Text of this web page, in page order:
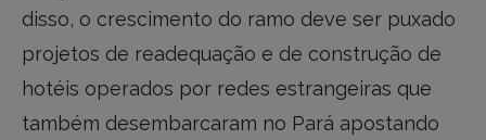
disso, o crescimento do ramo deve ser puxado
projetos de readequação e de construção de
hotéis operados por redes estrangeiras que
também desembarcaram no Pará apostando